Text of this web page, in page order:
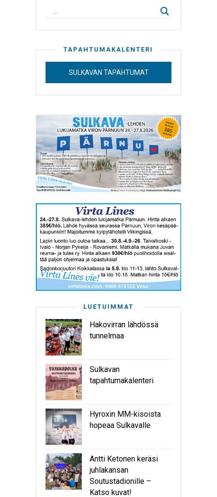
TAPAHTUMAKALENTERI
SULKAVAN TAPAHTUMAT
LUETUIMMAT
Hakovirran lähdössä
tunnelmaa
Sulkavan
tapahtumakalenteri
Hyroxin MM-kisoista
hopeaa Sulkavalle
Antti Ketonen keräsi
juhlakansan
Soutustadionille –
Katso kuvat!